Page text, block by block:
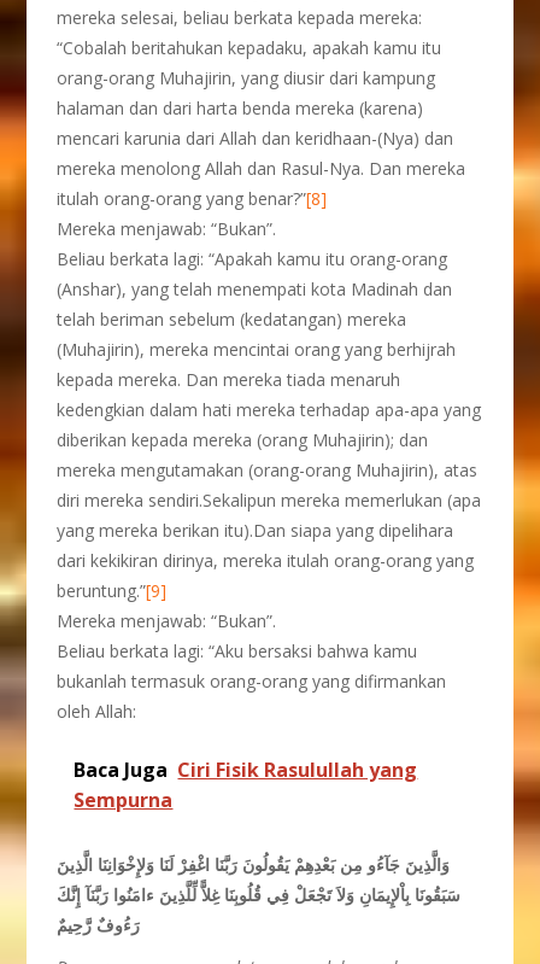
mereka selesai, beliau berkata kepada mereka:
“Cobalah beritahukan kepadaku, apakah kamu itu
orang-orang Muhajirin, yang diusir dari kampung
halaman dan dari harta benda mereka (karena)
mencari karunia dari Allah dan keridhaan-(Nya) dan
mereka menolong Allah dan Rasul-Nya. Dan mereka
itulah orang-orang yang benar?”[8]
Mereka menjawab: “Bukan”.
Beliau berkata lagi: “Apakah kamu itu orang-orang
(Anshar), yang telah menempati kota Madinah dan
telah beriman sebelum (kedatangan) mereka
(Muhajirin), mereka mencintai orang yang berhijrah
kepada mereka. Dan mereka tiada menaruh
kedengkian dalam hati mereka terhadap apa-apa yang
diberikan kepada mereka (orang Muhajirin); dan
mereka mengutamakan (orang-orang Muhajirin), atas
diri mereka sendiri.Sekalipun mereka memerlukan (apa
yang mereka berikan itu).Dan siapa yang dipelihara
dari kekikiran dirinya, mereka itulah orang-orang yang
beruntung.”[9]
Mereka menjawab: “Bukan”.
Beliau berkata lagi: “Aku bersaksi bahwa kamu
bukanlah termasuk orang-orang yang difirmankan
oleh Allah:
Baca Juga Ciri Fisik Rasulullah yang
Sempurna
وَالَّذِينَ جَآءُو مِن بَعْدِهِمْ يَقُولُونَ رَبَّنَا اغْفِرْ لَنَا وَلإِخْوَانِنَا الَّذِينَ
سَبَقُونَا بِاْلإِيمَانِ وَلاَ تَجْعَلْ فِي قُلُوبِنَا غِلاًّ لِّلَّذِينَ ءامَنُوا رَبَّنَآ إِنَّكَ
رَءُوفٌ رَّحِيمٌ